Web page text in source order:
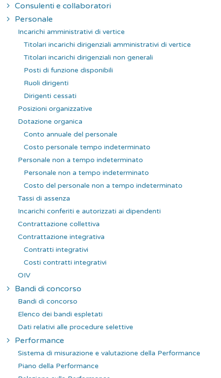
Consulenti e collaboratori
Personale
Incarichi amministrativi di vertice
Titolari incarichi dirigenziali amministrativi di vertice
Titolari incarichi dirigenziali non generali
Posti di funzione disponibili
Ruoli dirigenti
Dirigenti cessati
Posizioni organizzative
Dotazione organica
Conto annuale del personale
Costo personale tempo indeterminato
Personale non a tempo indeterminato
Personale non a tempo indeterminato
Costo del personale non a tempo indeterminato
Tassi di assenza
Incarichi conferiti e autorizzati ai dipendenti
Contrattazione collettiva
Contrattazione integrativa
Contratti integrativi
Costi contratti integrativi
OIV
Bandi di concorso
Bandi di concorso
Elenco dei bandi espletati
Dati relativi alle procedure selettive
Performance
Sistema di misurazione e valutazione della Performance
Piano della Performance